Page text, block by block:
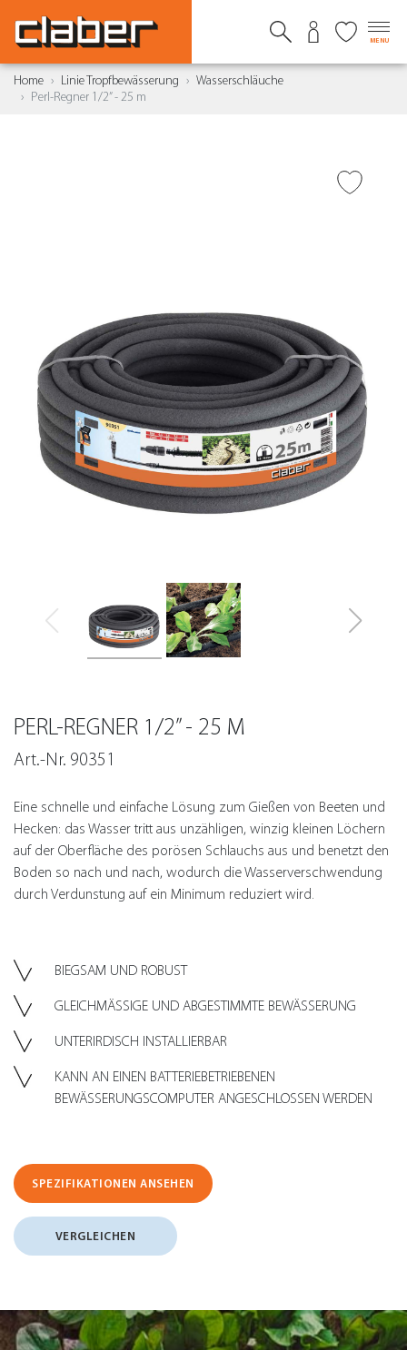
MENU
Home Linie Tropfbewässerung
Wasserschläuche
Perl-Regner 1/2” - 25 m
PERL-REGNER 1/2” - 25 M
Art.-Nr. 90351
Eine schnelle und einfache Lösung zum Gießen von Beeten und
Hecken: das Wasser tritt aus unzähligen, winzig kleinen Löchern
auf der Oberfläche des porösen Schlauchs aus und benetzt den
Boden so nach und nach, wodurch die Wasserverschwendung
durch Verdunstung auf ein Minimum reduziert wird.
BIEGSAM UND ROBUST
GLEICHMÄSSIGE UND ABGESTIMMTE BEWÄSSERUNG
UNTERIRDISCH INSTALLIERBAR
KANN AN EINEN BATTERIEBETRIEBENEN
BEWÄSSERUNGSCOMPUTER ANGESCHLOSSEN WERDEN
SPEZIFIKATIONEN ANSEHEN
VERGLEICHEN